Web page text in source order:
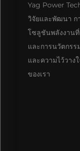
Yag Power
วิจัยและพัฒนา ก
โซลูชันพลังงาน
และการนวัตกรร
และความไว้วา
ของเรา